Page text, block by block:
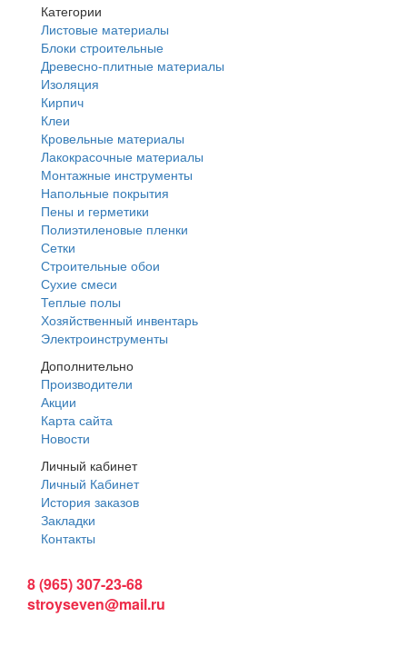
Категории
Листовые материалы
Блоки строительные
Древесно-плитные материалы
Изоляция
Кирпич
Клеи
Кровельные материалы
Лакокрасочные материалы
Монтажные инструменты
Напольные покрытия
Пены и герметики
Полиэтиленовые пленки
Сетки
Строительные обои
Сухие смеси
Теплые полы
Хозяйственный инвентарь
Электроинструменты
Дополнительно
Производители
Акции
Карта сайта
Новости
Личный кабинет
Личный Кабинет
История заказов
Закладки
Контакты
8 (965) 307-23-68
stroyseven@mail.ru